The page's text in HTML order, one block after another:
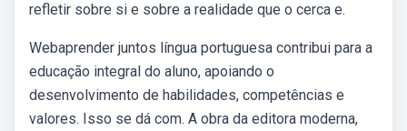
refletir sobre si e sobre a realidade que o cerca e.
Webaprender juntos língua portuguesa contribui para a
educação integral do aluno, apoiando o
desenvolvimento de habilidades, competências e
valores. Isso se dá com. A obra da editora moderna,